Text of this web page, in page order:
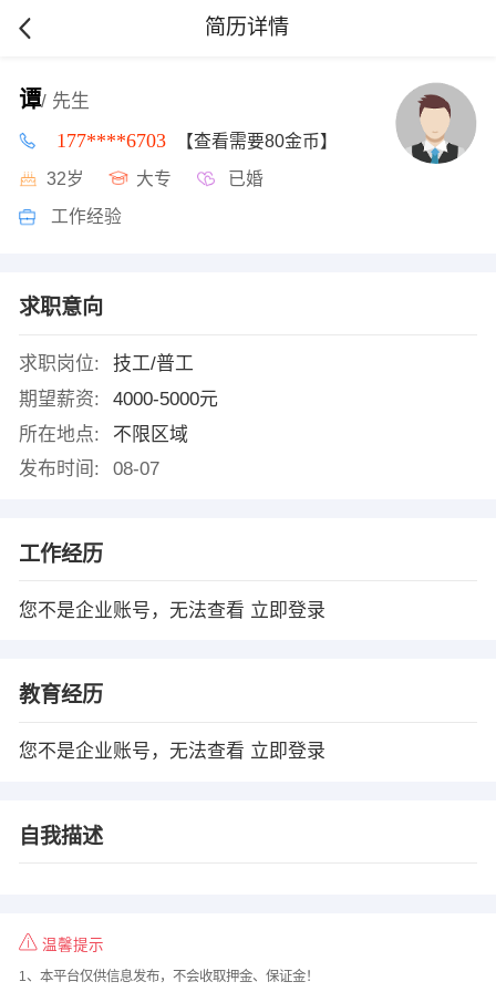
简历详情
谭/ 先生
177****6703 【查看需要80金币】
32岁 大专 已婚
工作经验
求职意向
求职岗位:
技工/普工
期望薪资:
4000-5000元
所在地点:
不限区域
发布时间:
08-07
工作经历
您不是企业账号，无法查看 立即登录
教育经历
您不是企业账号，无法查看 立即登录
自我描述
温馨提示
1、本平台仅供信息发布，不会收取押金、保证金！